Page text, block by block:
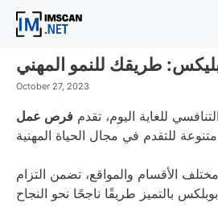
Skip
طريقك للنمو المهني
October 27, 2023
للغاية اليوم، تقدم فرص عمل
الأقسام والمواقع، تضمن التزام